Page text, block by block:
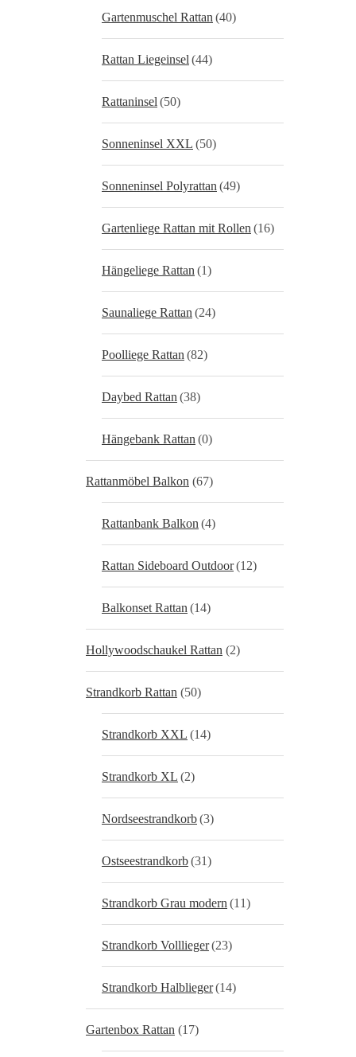
Gartenmuschel Rattan (40)
Rattan Liegeinsel (44)
Rattaninsel (50)
Sonneninsel XXL (50)
Sonneninsel Polyrattan (49)
Gartenliege Rattan mit Rollen (16)
Hängeliege Rattan (1)
Saunaliege Rattan (24)
Poolliege Rattan (82)
Daybed Rattan (38)
Hängebank Rattan (0)
Rattanmöbel Balkon (67)
Rattanbank Balkon (4)
Rattan Sideboard Outdoor(12)
Balkonset Rattan (14)
Hollywoodschaukel Rattan (2)
Strandkorb Rattan (50)
Strandkorb XXL (14)
Strandkorb XL (2)
Nordseestrandkorb(3)
Ostseestrandkorb(31)
Strandkorb Grau modern (11)
Strandkorb Volllieger(23)
Strandkorb Halblieger(14)
Gartenbox Rattan (17)